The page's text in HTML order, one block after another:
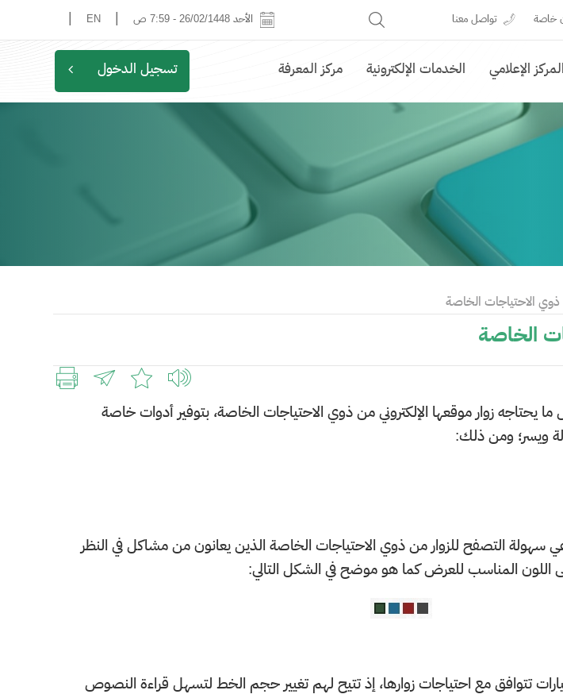
خاصة تواصل معنا EN الأحد 26/02/1448 - 7:59 ص
المركز الإعلامي الخدمات الإلكترونية مركز المعرفة تسجيل الدخول
الاحتياجات الخاصة
الخاصة
يحتاجه زوار موقعها الإلكتروني من ذوي الاحتياجات الخاصة، بتوفير أدوات خاصة
ويسر؛ ومن ذلك:
سهولة التصفح للزوار من ذوي الاحتياجات الخاصة الذين يعانون من مشاكل في النظر
اللون المناسب للعرض كما هو موضح في الشكل التالي:
تتوافق مع احتياجات زوارها، إذ تتيح لهم تغيير حجم الخط لتسهل قراءة النصوص